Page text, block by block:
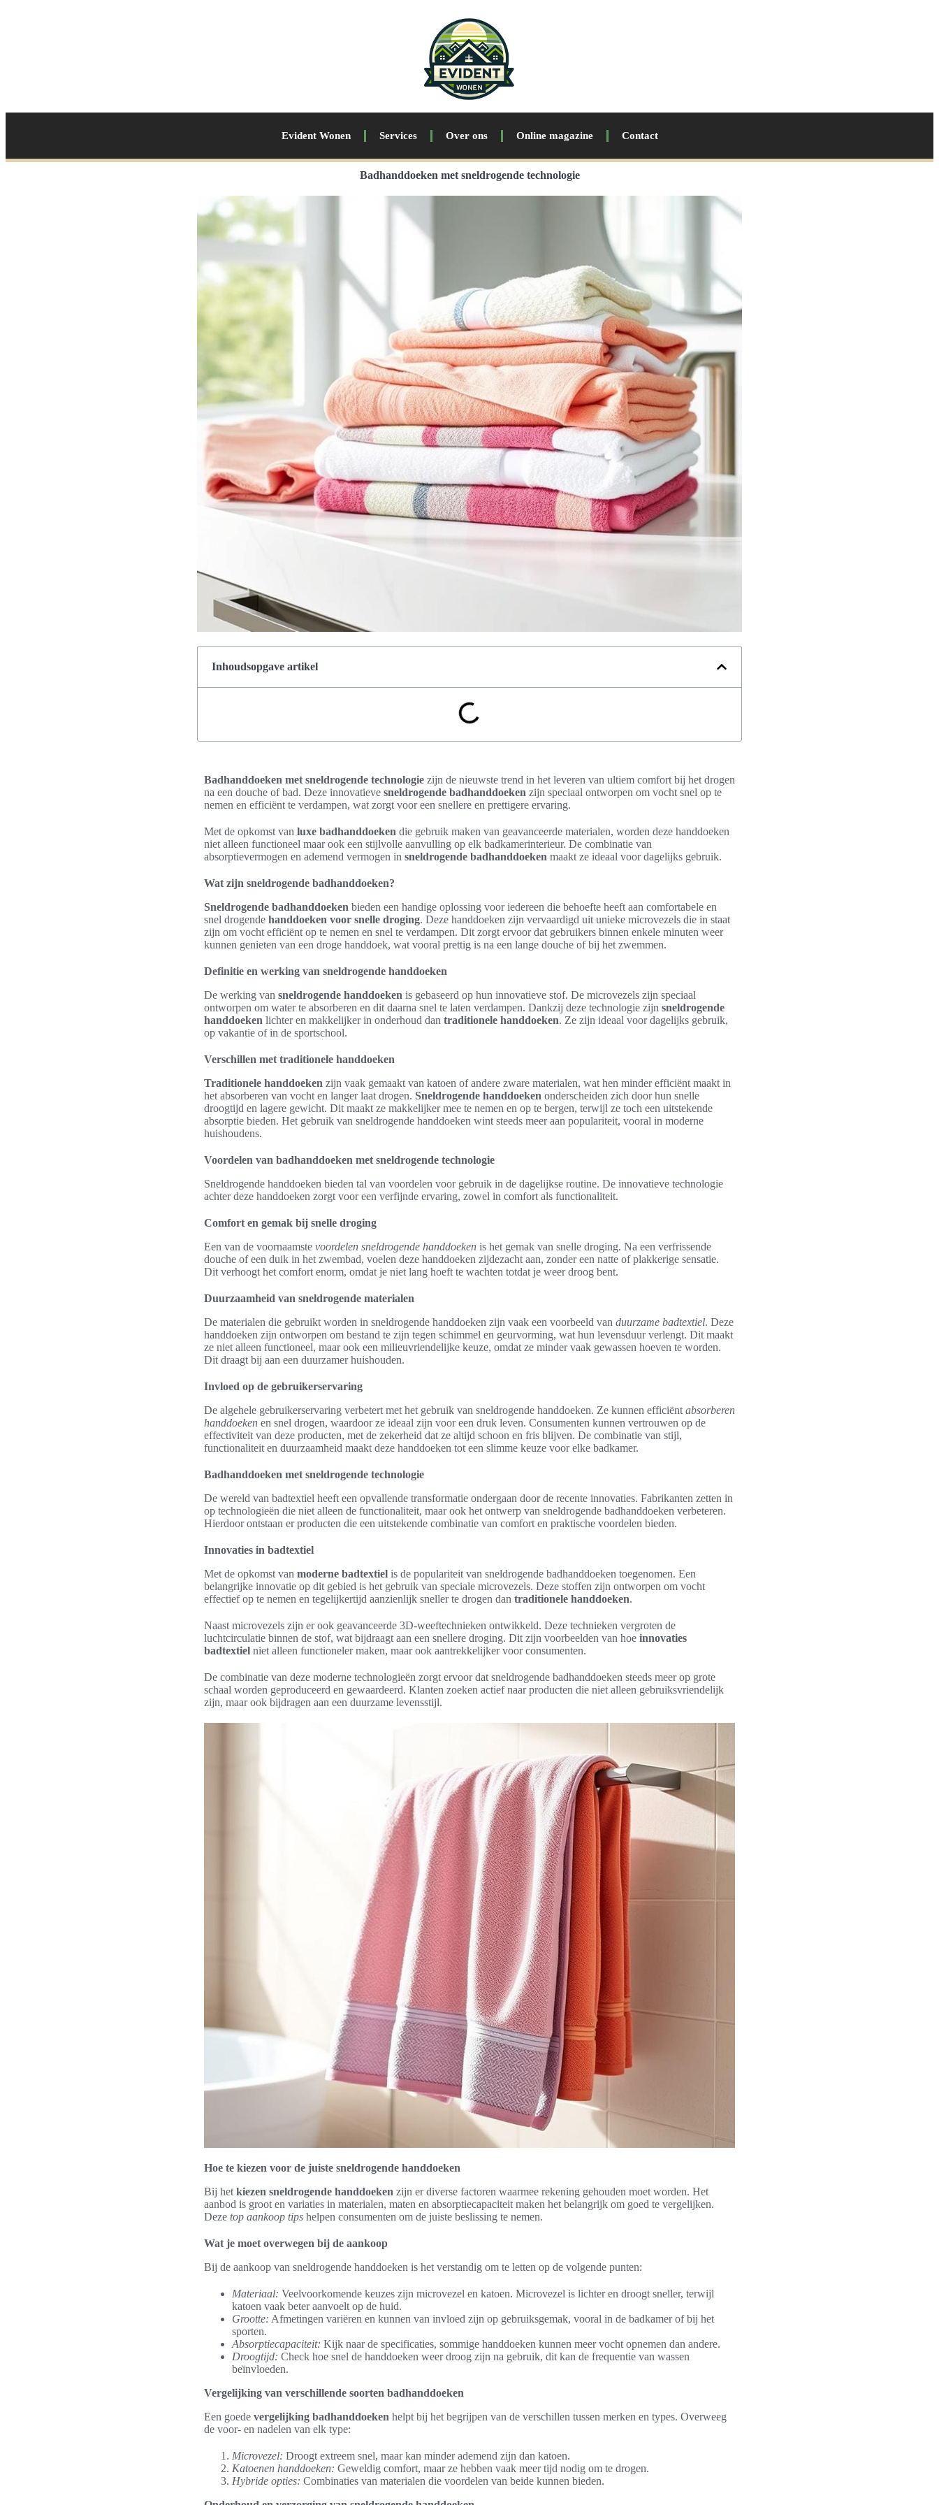
Evident Wonen Services Over ons Online magazine Contact
Badhanddoeken met sneldrogende technologie
Inhoudsopgave artikel
Badhanddoeken met sneldrogende technologie zijn de nieuwste trend in het leveren van ultiem comfort bij het drogen
na een douche of bad. Deze innovatieve sneldrogende badhanddoeken zijn speciaal ontworpen om vocht snel op te
nemen en efficiënt te verdampen, wat zorgt voor een snellere en prettigere ervaring.
Met de opkomst van luxe badhanddoeken die gebruik maken van geavanceerde materialen, worden deze handdoeken
niet alleen functioneel maar ook een stijlvolle aanvulling op elk badkamerinterieur. De combinatie van
absorptievermogen en ademend vermogen in sneldrogende badhanddoeken maakt ze ideaal voor dagelijks gebruik.
Wat zijn sneldrogende badhanddoeken?
Sneldrogende badhanddoeken bieden een handige oplossing voor iedereen die behoefte heeft aan comfortabele en
snel drogende handdoeken voor snelle droging. Deze handdoeken zijn vervaardigd uit unieke microvezels die in staat
zijn om vocht efficiënt op te nemen en snel te verdampen. Dit zorgt ervoor dat gebruikers binnen enkele minuten weer
kunnen genieten van een droge handdoek, wat vooral prettig is na een lange douche of bij het zwemmen.
Definitie en werking van sneldrogende handdoeken
De werking van sneldrogende handdoeken is gebaseerd op hun innovatieve stof. De microvezels zijn speciaal
ontworpen om water te absorberen en dit daarna snel te laten verdampen. Dankzij deze technologie zijn sneldrogende
handdoeken lichter en makkelijker in onderhoud dan traditionele handdoeken. Ze zijn ideaal voor dagelijks gebruik,
op vakantie of in de sportschool.
Verschillen met traditionele handdoeken
Traditionele handdoeken zijn vaak gemaakt van katoen of andere zware materialen, wat hen minder efficiënt maakt in
het absorberen van vocht en langer laat drogen. Sneldrogende handdoeken onderscheiden zich door hun snelle
droogtijd en lagere gewicht. Dit maakt ze makkelijker mee te nemen en op te bergen, terwijl ze toch een uitstekende
absorptie bieden. Het gebruik van sneldrogende handdoeken wint steeds meer aan populariteit, vooral in moderne
huishoudens.
Voordelen van badhanddoeken met sneldrogende technologie
Sneldrogende handdoeken bieden tal van voordelen voor gebruik in de dagelijkse routine. De innovatieve technologie
achter deze handdoeken zorgt voor een verfijnde ervaring, zowel in comfort als functionaliteit.
Comfort en gemak bij snelle droging
Een van de voornaamste voordelen sneldrogende handdoeken is het gemak van snelle droging. Na een verfrissende
douche of een duik in het zwembad, voelen deze handdoeken zijdezacht aan, zonder een natte of plakkerige sensatie.
Dit verhoogt het comfort enorm, omdat je niet lang hoeft te wachten totdat je weer droog bent.
Duurzaamheid van sneldrogende materialen
De materialen die gebruikt worden in sneldrogende handdoeken zijn vaak een voorbeeld van duurzame badtextiel. Deze
handdoeken zijn ontworpen om bestand te zijn tegen schimmel en geurvorming, wat hun levensduur verlengt. Dit maakt
ze niet alleen functioneel, maar ook een milieuvriendelijke keuze, omdat ze minder vaak gewassen hoeven te worden.
Dit draagt bij aan een duurzamer huishouden.
Invloed op de gebruikerservaring
De algehele gebruikerservaring verbetert met het gebruik van sneldrogende handdoeken. Ze kunnen efficiënt absorberen
handdoeken en snel drogen, waardoor ze ideaal zijn voor een druk leven. Consumenten kunnen vertrouwen op de
effectiviteit van deze producten, met de zekerheid dat ze altijd schoon en fris blijven. De combinatie van stijl,
functionaliteit en duurzaamheid maakt deze handdoeken tot een slimme keuze voor elke badkamer.
Badhanddoeken met sneldrogende technologie
De wereld van badtextiel heeft een opvallende transformatie ondergaan door de recente innovaties. Fabrikanten zetten in
op technologieën die niet alleen de functionaliteit, maar ook het ontwerp van sneldrogende badhanddoeken verbeteren.
Hierdoor ontstaan er producten die een uitstekende combinatie van comfort en praktische voordelen bieden.
Innovaties in badtextiel
Met de opkomst van moderne badtextiel is de populariteit van sneldrogende badhanddoeken toegenomen. Een
belangrijke innovatie op dit gebied is het gebruik van speciale microvezels. Deze stoffen zijn ontworpen om vocht
effectief op te nemen en tegelijkertijd aanzienlijk sneller te drogen dan traditionele handdoeken.
Naast microvezels zijn er ook geavanceerde 3D-weeftechnieken ontwikkeld. Deze technieken vergroten de
luchtcirculatie binnen de stof, wat bijdraagt aan een snellere droging. Dit zijn voorbeelden van hoe innovaties
badtextiel niet alleen functioneler maken, maar ook aantrekkelijker voor consumenten.
De combinatie van deze moderne technologieën zorgt ervoor dat sneldrogende badhanddoeken steeds meer op grote
schaal worden geproduceerd en gewaardeerd. Klanten zoeken actief naar producten die niet alleen gebruiksvriendelijk
zijn, maar ook bijdragen aan een duurzame levensstijl.
Hoe te kiezen voor de juiste sneldrogende handdoeken
Bij het kiezen sneldrogende handdoeken zijn er diverse factoren waarmee rekening gehouden moet worden. Het
aanbod is groot en variaties in materialen, maten en absorptiecapaciteit maken het belangrijk om goed te vergelijken.
Deze top aankoop tips helpen consumenten om de juiste beslissing te nemen.
Wat je moet overwegen bij de aankoop
Bij de aankoop van sneldrogende handdoeken is het verstandig om te letten op de volgende punten:
Materiaal: Veelvoorkomende keuzes zijn microvezel en katoen. Microvezel is lichter en droogt sneller, terwijl
katoen vaak beter aanvoelt op de huid.
Grootte: Afmetingen variëren en kunnen van invloed zijn op gebruiksgemak, vooral in de badkamer of bij het
sporten.
Absorptiecapaciteit: Kijk naar de specificaties, sommige handdoeken kunnen meer vocht opnemen dan andere.
Droogtijd: Check hoe snel de handdoeken weer droog zijn na gebruik, dit kan de frequentie van wassen
beïnvloeden.
Vergelijking van verschillende soorten badhanddoeken
Een goede vergelijking badhanddoeken helpt bij het begrijpen van de verschillen tussen merken en types. Overweeg
de voor- en nadelen van elk type:
Microvezel: Droogt extreem snel, maar kan minder ademend zijn dan katoen.
Katoenen handdoeken: Geweldig comfort, maar ze hebben vaak meer tijd nodig om te drogen.
Hybride opties: Combinaties van materialen die voordelen van beide kunnen bieden.